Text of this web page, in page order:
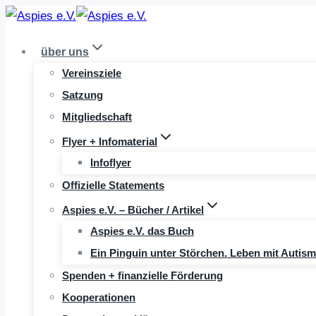
Zum
springenüber uns
Vereinsziele
Satzung
Mitgliedschaft
Flyer + Infomaterial
Infoflyer
Offizielle Statements
Aspies e.V. – Bücher / Artikel
Aspies e.V. das Buch
Ein Pinguin unter Störchen. Leben mit
Spenden + finanzielle Förderung
Kooperationen